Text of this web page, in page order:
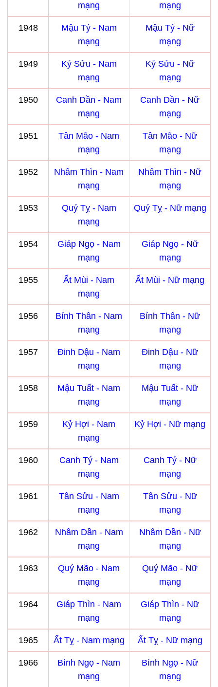
mạng
mạng
1948
Mậu Tý - Nam
mạng
Mậu Tý - Nữ
mạng
1949
Kỷ Sửu - Nam
mạng
Kỷ Sửu - Nữ
mạng
1950
Canh Dần - Nam
mạng
Canh Dần - Nữ
mạng
1951
Tân Mão - Nam
mạng
Tân Mão - Nữ
mạng
1952
Nhâm Thìn - Nam
mạng
Nhâm Thìn - Nữ
mạng
1953
Quý Tỵ - Nam
mạng
Quý Tỵ - Nữ mạng
1954
Giáp Ngọ - Nam
mạng
Giáp Ngọ - Nữ
mạng
1955
Ất Mùi - Nam
mạng
Ất Mùi - Nữ mạng
1956
Bính Thân - Nam
mạng
Bính Thân - Nữ
mạng
1957
Đinh Dậu - Nam
mạng
Đinh Dậu - Nữ
mạng
1958
Mậu Tuất - Nam
mạng
Mậu Tuất - Nữ
mạng
1959
Kỷ Hợi - Nam
mạng
Kỷ Hợi - Nữ mạng
1960
Canh Tý - Nam
mạng
Canh Tý - Nữ
mạng
1961
Tân Sửu - Nam
mạng
Tân Sửu - Nữ
mạng
1962
Nhâm Dần - Nam
mạng
Nhâm Dần - Nữ
mạng
1963
Quý Mão - Nam
mạng
Quý Mão - Nữ
mạng
1964
Giáp Thìn - Nam
mạng
Giáp Thìn - Nữ
mạng
1965 Ất Tỵ - Nam mạng Ất Tỵ - Nữ mạng
1966
Bính Ngọ - Nam
mạng
Bính Ngọ - Nữ
mạng